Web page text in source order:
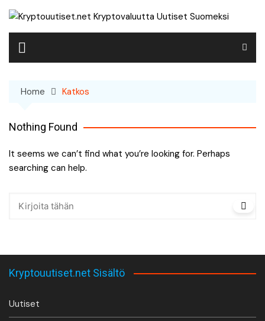
Skip
content
Home Katkos
Nothing Found
It seems we can’t find what you’re looking for. Perhaps
searching can help.
Kryptouutiset.net Sisältö
Uutiset